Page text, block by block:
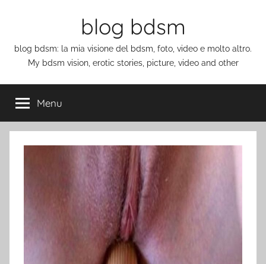
blog bdsm
blog bdsm: la mia visione del bdsm, foto, video e molto altro.
My bdsm vision, erotic stories, picture, video and other
Menu